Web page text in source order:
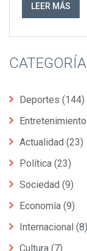
LEER MÁS
Deportes (144)
Entretenimiento
Actualidad (23)
Política (23)
Sociedad (9)
Economía (9)
Internacional (8)
Cultura (7)